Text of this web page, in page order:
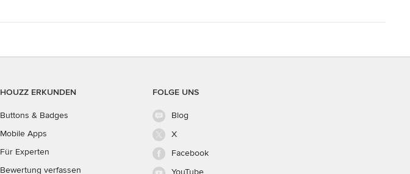
HOUZZ ERKUNDEN
Buttons & Badges
Mobile Apps
Für Experten
Bewertung verfassen
FOLGE UNS
Blog
X
Facebook